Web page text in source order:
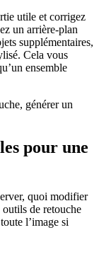
utile et corrigez
un arrière-plan
supplémentaires,
Cela vous
ensemble
pour une
quoi modifier
de retouche
l’image si